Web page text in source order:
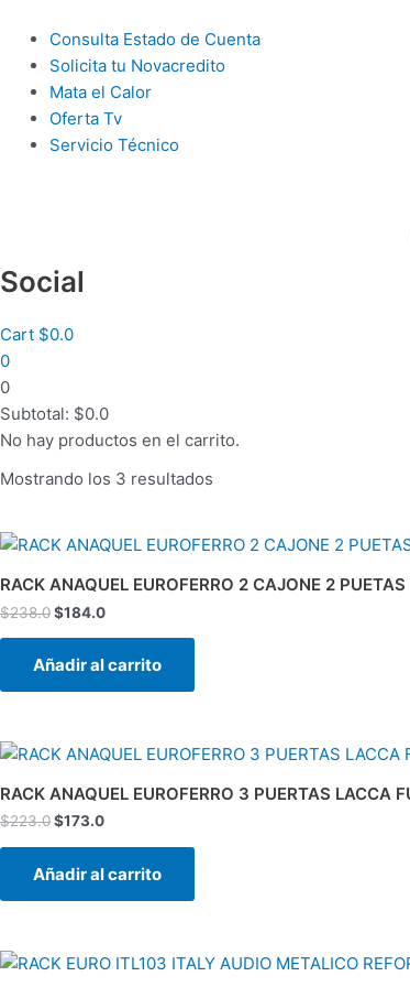
contenido
Main
Menu
Consulta Estado de Cuenta
Solicita tu Novacredito
Mata el Calor
Oferta Tv
Servicio Técnico
Social
Cart $0.0
0
0
Subtotal: $0.0
No hay productos en el carrito.
Mostrando los 3 resultados
RACK ANAQUEL EUROFERRO 2 CAJONE 2
$238.0
El
original
era:
$238.0.
$184.0
El
actual
es:
$184.0.
Añadir al carrito
RACK ANAQUEL EUROFERRO 3 PUERTAS
$223.0
El
original
era:
$223.0.
$173.0
El
actual
es:
$173.0.
Añadir al carrito